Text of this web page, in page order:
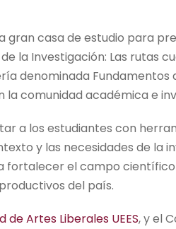
gran casa de estudio para
la Investigación: Las rutas
denominada Fundamentos
comunidad académica e
a los estudiantes con
y las necesidades de la
fortalecer el campo
del país.
de Artes Liberales UEES, y el